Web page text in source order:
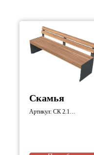
Скамья
Артикул: СК 2.1